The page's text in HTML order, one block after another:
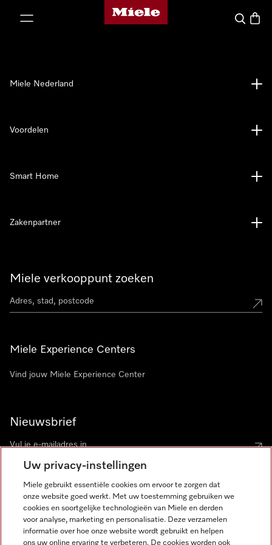
Homepage van Miele
Wat zoek
Miele verkooppunt zoeken
Miele Experience Centers
Vind jouw Miele Experience Center
Nieuwsbrief
Miele Nederland
Voordelen
Smart Home
Zakenpartner
Miele op Instagram
Miele op Facebook
Miele op Youtube
Uw privacy-instellingen
Miele gebruikt essentiële cookies om ervoor te zorgen dat
onze website goed werkt. Met uw toestemming gebruiken we
cookies en soortgelijke technologieën van Miele en derden
voor analyse, marketing en personalisatie. Deze verzamelen
informatie over hoe onze website wordt gebruikt en helpen
ons uw online ervaring te verbeteren. De cookies worden ook